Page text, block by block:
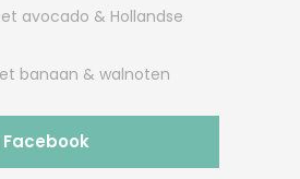
avocado & Hollandse
banaan & walnoten
Facebook